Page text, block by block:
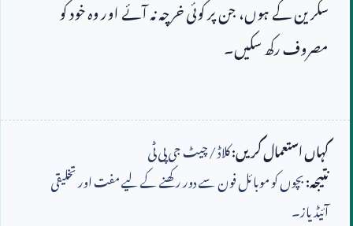
کہاں استعمال کریں:کلاڈ / چیٹ جی پی ٹی
نتیجہ:بچوں کو موبائل فون سے دور رکھنے کے لیے مفت اور تخلیقی
آئیڈیاز۔